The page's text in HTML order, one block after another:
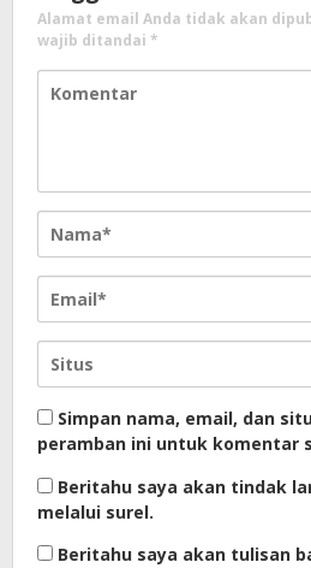
Alamat email Anda tidak akan
wajib ditandai *
Simpan nama, email, dan
peramban ini untuk komentar
Beritahu saya akan tindak
melalui surel.
Beritahu saya akan tulisan